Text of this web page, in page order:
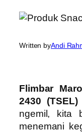
Written byAndi
Flimbar
2430 (TSEL)
ngemil, kita
menemani